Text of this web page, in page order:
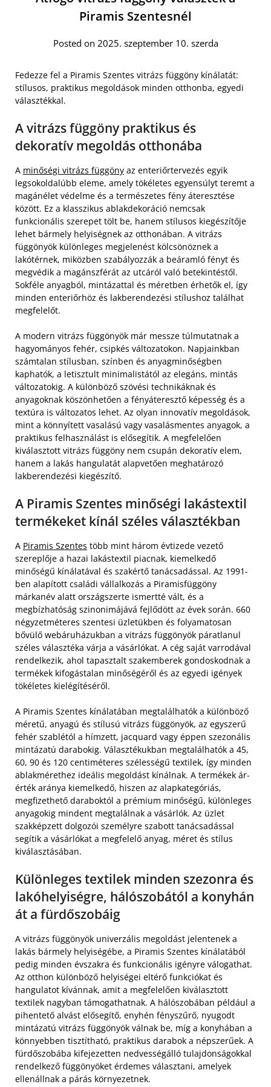
Piramis Szentesnél
Posted on 2025. szeptember 10. szerda
Fedezze fel a Piramis Szentes vitrázs függöny kínálatát:
stílusos, praktikus megoldások minden otthonba, egyedi
választékkal.
A vitrázs függöny praktikus és
dekoratív megoldás otthonába
A minőségi vitrázs függöny az enteriőrtervezés egyik
legsokoldalúbb eleme, amely tökéletes egyensúlyt teremt a
magánélet védelme és a természetes fény áteresztése
között. Ez a klasszikus ablakdekoráció nemcsak
funkcionális szerepet tölt be, hanem stílusos kiegészítője
lehet bármely helyiségnek az otthonában. A vitrázs
függönyök különleges megjelenést kölcsönöznek a
lakótérnek, miközben szabályozzák a beáramló fényt és
megvédik a magánszférát az utcáról való betekintéstől.
Sokféle anyagból, mintázattal és méretben érhetők el, így
minden enteriőrhöz és lakberendezési stílushoz találhat
megfelelőt.
A modern vitrázs függönyök már messze túlmutatnak a
hagyományos fehér, csipkés változatokon. Napjainkban
számtalan stílusban, színben és anyagminőségben
kaphatók, a letisztult minimalistától az elegáns, mintás
változatokig. A különböző szövési technikáknak és
anyagoknak köszönhetően a fényáteresztő képesség és a
textúra is változatos lehet. Az olyan innovatív megoldások,
mint a könnyített vasalású vagy vasalásmentes anyagok, a
praktikus felhasználást is elősegítik. A megfelelően
kiválasztott vitrázs függöny nem csupán dekoratív elem,
hanem a lakás hangulatát alapvetően meghatározó
lakberendezési kiegészítő.
A Piramis Szentes minőségi lakástextil
termékeket kínál széles választékban
A Piramis Szentes több mint három évtizede vezető
szereplője a hazai lakástextil piacnak, kiemelkedő
minőségű kínálatával és szakértő tanácsadással. Az 1991-
ben alapított családi vállalkozás a Piramisfüggöny
márkanév alatt országszerte ismertté vált, és a
megbízhatóság szinonimájává fejlődött az évek során. 660
négyzetméteres szentesi üzletükben és folyamatosan
bővülő webáruházukban a vitrázs függönyök páratlanul
széles választéka várja a vásárlókat. A cég saját varrodával
rendelkezik, ahol tapasztalt szakemberek gondoskodnak a
termékek kifogástalan minőségéről és az egyedi igények
tökéletes kielégítéséről.
A Piramis Szentes kínálatában megtalálhatók a különböző
méretű, anyagú és stílusú vitrázs függönyök, az egyszerű
fehér szablétól a hímzett, jacquard vagy éppen szezonális
mintázatú darabokig. Választékukban megtalálhatók a 45,
60, 90 és 120 centiméteres szélességű textilek, így minden
ablakmérethez ideális megoldást kínálnak. A termékek ár-
érték aránya kiemelkedő, hiszen az alapkategóriás,
megfizethető daraboktól a prémium minőségű, különleges
anyagokig mindent megtalálnak a vásárlók. Az üzlet
szakképzett dolgozói személyre szabott tanácsadással
segítik a vásárlókat a megfelelő anyag, méret és stílus
kiválasztásában.
Különleges textilek minden szezonra és
lakóhelyiségre, hálószobától a konyhán
át a fürdőszobáig
A vitrázs függönyök univerzális megoldást jelentenek a
lakás bármely helyiségébe, a Piramis Szentes kínálatából
pedig minden évszakra és funkcionális igényre válogathat.
Az otthon különböző helyiségei eltérő funkciókat és
hangulatot kívánnak, amit a megfelelően kiválasztott
textilek nagyban támogathatnak. A hálószobában például a
pihentető alvást elősegítő, enyhén fényszűrő, nyugodt
mintázatú vitrázs függönyök válnak be, míg a konyhában a
könnyebben tisztítható, praktikus darabok a népszerűek. A
fürdőszobába kifejezetten nedvességálló tulajdonságokkal
rendelkező függönyöket érdemes választani, amelyek
ellenállnak a párás környezetnek.